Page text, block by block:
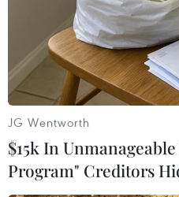
2025” do Việt Nam lựa
đã cho thấy tính kịp
nhấn mạnh các khía
hội trong bối cảnh bùng
COVID-19./.
JG Wentworth
$15k In
Program" Creditors